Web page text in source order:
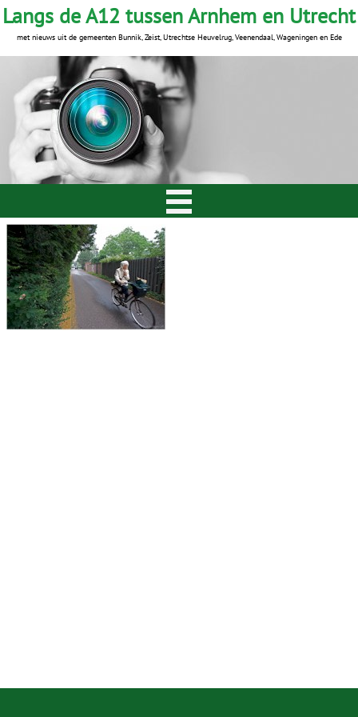
Langs de A12 tussen Arnhem en Utrecht
met nieuws uit de gemeenten Bunnik, Zeist, Utrechtse Heuvelrug, Veenendaal, Wageningen en Ede